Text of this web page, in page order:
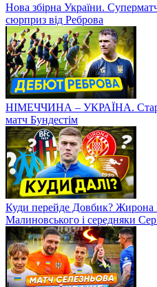
Нова збірна України.
сюрприз від Реброва
НІМЕЧЧИНА – УКРАЇНА. Старт
матч Бундестім
Куди перейде Довбик? Жирона
Малиновського і середняки